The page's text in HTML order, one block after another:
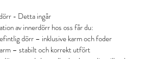
- Detta ingår
av innerdörr hos oss får du:
dörr – inklusive karm och foder
– stabilt och korrekt utfört